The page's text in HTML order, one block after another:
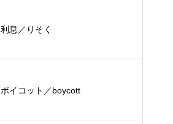
利息／りそく
ボイコット／boycott